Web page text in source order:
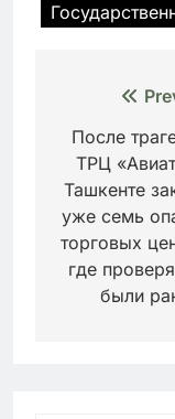
по
записям
После
ТРЦ
Ташкенте
уже семь
торговых
где
были